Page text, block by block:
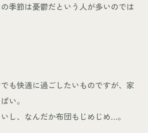
北欧雑貨の店
季節は憂鬱だという人が多いのでは
も快適に過ごしたいものですが、家
い。
し、なんだか布団もじめじめ…。